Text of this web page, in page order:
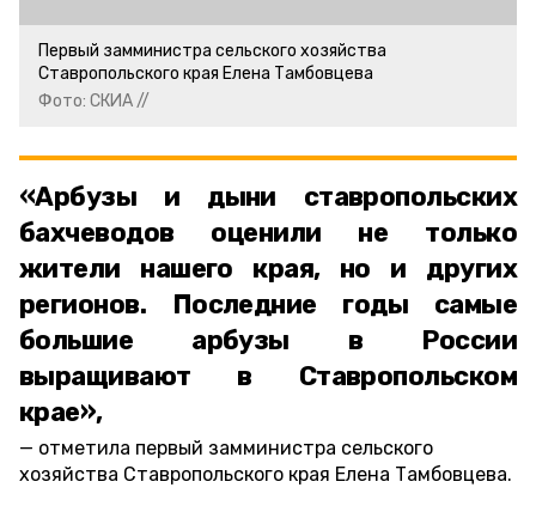
Первый замминистра сельского хозяйства
Ставропольского края Елена Тамбовцева
Фото: СКИА //
«Арбузы и дыни ставропольских
бахчеводов оценили не только
жители нашего края, но и других
регионов. Последние годы самые
большие арбузы в России
выращивают в Ставропольском
крае»,
отметила первый замминистра сельского
хозяйства Ставропольского края Елена Тамбовцева.